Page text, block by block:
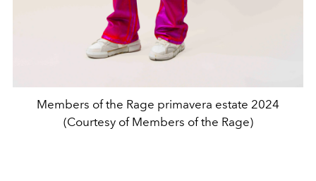
Members of the Rage primavera estate 2024
(Courtesy of Members of the Rage)